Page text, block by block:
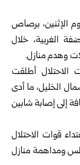
الإثنين، برصاص
الغربية، خلال
وهدم منازل.
الاحتلال أطلقت
الخليل، ما أدى
إلى إصابة شابين
قوات الاحتلال
ومداهمة منازل